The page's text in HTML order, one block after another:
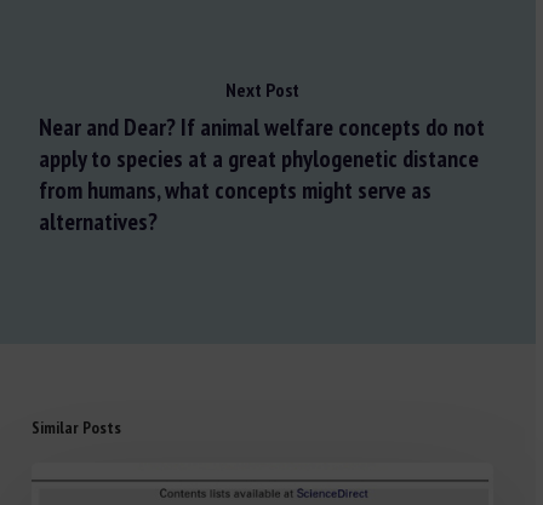
Next Post
Near and Dear? If animal welfare concepts do not
apply to species at a great phylogenetic distance
from humans, what concepts might serve as
alternatives?
Similar Posts